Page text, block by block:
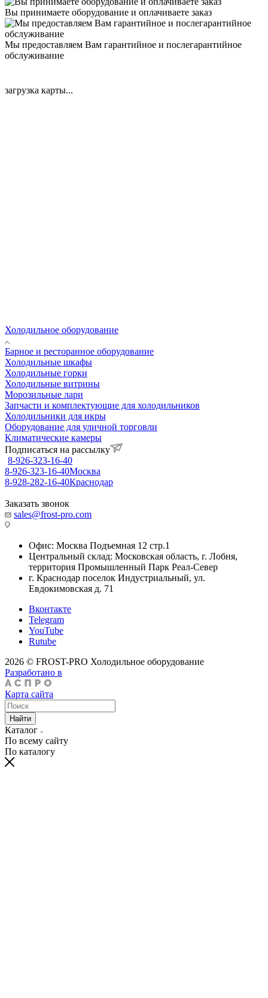
Вы принимаете оборудование и оплачиваете заказ
Мы предоставляем Вам гарантийное и послегарантийное
обслуживание
загрузка карты...
Холодильное оборудование
Барное и ресторанное оборудование
Холодильные шкафы
Холодильные горки
Холодильные витрины
Морозильные лари
Запчасти и комплектующие для холодильников
Холодильники для икры
Оборудование для уличной торговли
Климатические камеры
Подписаться на рассылку
8-926-323-16-40
8-926-323-16-40Москва
8-928-282-16-40Краснодар
Заказать звонок
sales@frost-pro.com
Офис: Москва Подъемная 12 стр.1
Центральный склад: Московская область, г. Лобня,
территория Промышленный Парк Реал-Север
г. Краснодар поселок Индустриальный, ул.
Евдокимовская д. 71
Вконтакте
Telegram
YouTube
Rutube
2026 © FROST-PRO Холодильное оборудование
Разработано в
Карта сайта
Найти
Каталог
По всему сайту
По каталогу